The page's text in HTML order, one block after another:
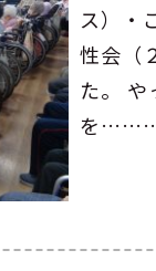
ス）・
性会（
た。
を